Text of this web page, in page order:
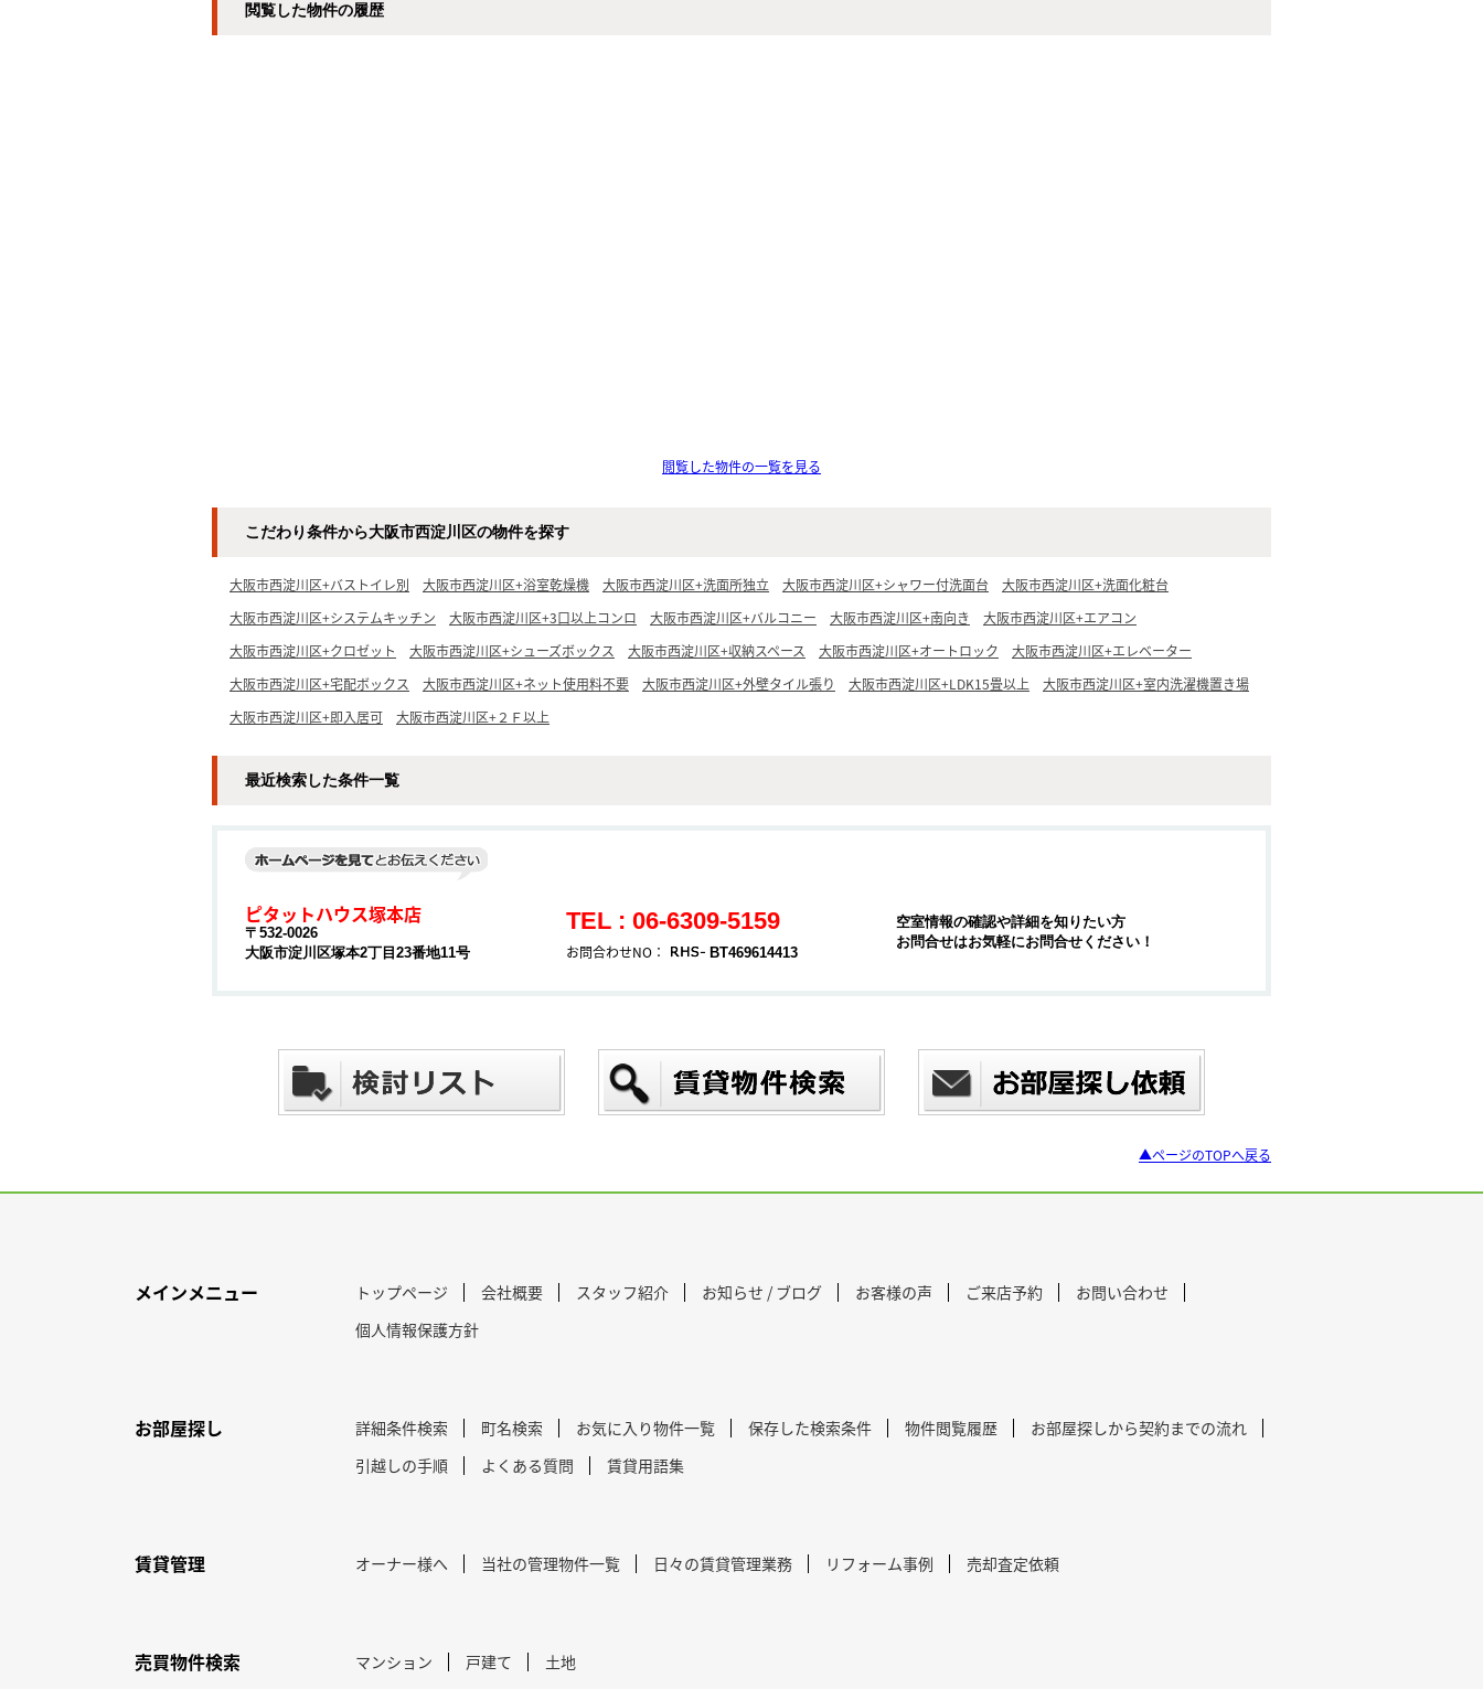
閲覧した物件の履歴
閲覧した物件の一覧を見る
こだわり条件から大阪市西淀川区の物件を探す
大阪市西淀川区+バストイレ別 大阪市西淀川区+浴室乾燥機 大阪市西淀川区+洗面所独立 大阪市西淀川区+シャワー付洗面台
大阪市西淀川区+洗面化粧台
大阪市西淀川区+システムキッチン
大阪市西淀川区+3口以上コンロ 大阪市西淀川区+バルコニー 大阪市西淀川区+南向き
大阪市西淀川区+エアコン
大阪市西淀川区+クロゼット
大阪市西淀川区+シューズボックス 大阪市西淀川区+収納スペース 大阪市西淀川区+オートロック
大阪市西淀川区+エレベーター
大阪市西淀川区+宅配ボックス
大阪市西淀川区+ネット使用料不要 大阪市西淀川区+外壁タイル張り 大阪市西淀川区+LDK15畳以上
大阪市西淀川区+室内洗濯機置き場
大阪市西淀川区+即入居可
大阪市西淀川区+２Ｆ以上
最近検索した条件一覧
ピタットハウス塚本店
〒532-0026
大阪市淀川区塚本2丁目23番地11号
TEL : 06-6309-5159
お問合わせNO： BT469614413
空室情報の確認や詳細を知りたい方
お問合せはお気軽にお問合せください！
▲ページのTOPへ戻る
メインメニュー トップページ 会社概要 スタッフ紹介 お知らせ / ブログ お客様の声 ご来店予約
お問い合わせ
個人情報保護方針
お部屋探し 詳細条件検索 町名検索 お気に入り物件一覧 保存した検索条件 物件閲覧履歴
お部屋探しから契約までの流れ
引越しの手順
よくある質問 賃貸用語集
賃貸管理 オーナー様へ 当社の管理物件一覧 日々の賃貸管理業務 リフォーム事例 売却査定依頼
売買物件検索 マンション 戸建て 土地